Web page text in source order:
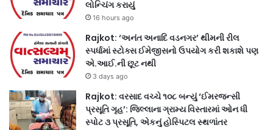
લોન્ચિંગ કરાયું
16 hours ago
Rajkot: ‘અનંત અનાદિ વડનગર’ થીમની રીલ
સ્પર્ધામાં સ્ટોક્સ ઈમેજીસનો ઉપયોગ કરી શકાશે પણ
એ.આઈ.ની છૂટ નથી
3 days ago
Rajkot: વરસાદ વચ્ચે ૧૦૮ બન્યું ‘ઈમરજન્સી
પ્રસૂતિ ગૃહ’: જિલ્લાના ગ્રામ્ય વિસ્તારમાં ઓન ધી
સ્પોટ ૩ પ્રસૂતિ, એકનું હોસ્પિટલ સ્થળાંતર